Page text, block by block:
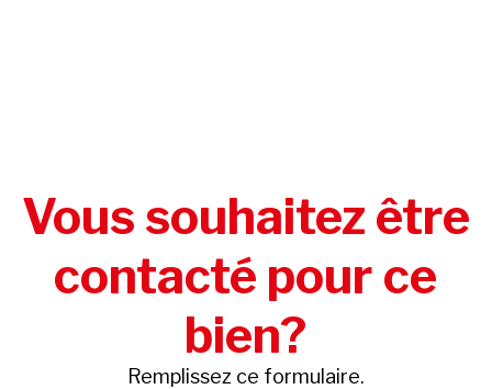
Vous souhaitez être
contacté pour ce
bien?
Remplissez ce formulaire.